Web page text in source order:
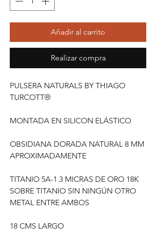
Añadir al carrito
Realizar compra
PULSERA NATURALS BY THIAGO
TURCOTT®
MONTADA EN SILICON ELÁSTICO
OBSIDIANA DORADA NATURAL 8 MM
APROXIMADAMENTE
TITANIO 5A-1 3 MICRAS DE ORO 18K
SOBRE TITANIO SIN NINGÚN OTRO
METAL ENTRE AMBOS
18 CMS LARGO